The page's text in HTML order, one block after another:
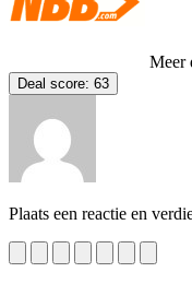
Meer
Deal score: 63
Plaats een reactie en